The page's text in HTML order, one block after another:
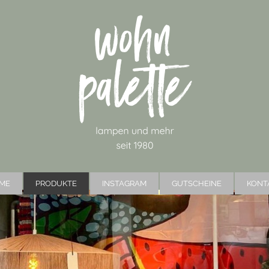
PRODUKTE INSTAGRAM GUTSCHEINE